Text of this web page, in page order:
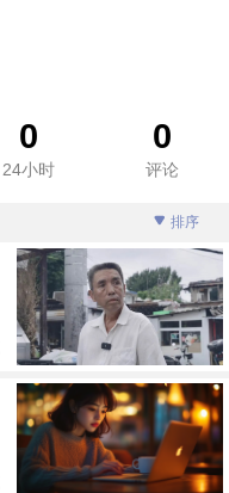
0
24小时
0
评论
排序